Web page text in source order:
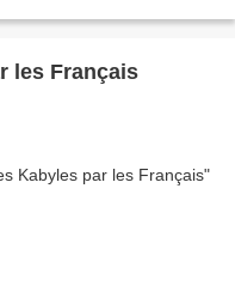
les Français